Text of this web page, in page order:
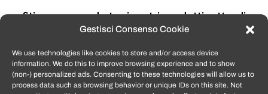
Gestisci Consenso Cookie
We use technologies like cookies to store and/or access device
information. We do this to improve browsing experience and to show
(non-) personalized ads. Consenting to these technologies will allow us to
process data such as browsing behavior or unique IDs on this site. Not
Stiamo cercando tra i nostri prodotti, attendi
qualche secondo…
TomatoSmartphone.itè lo shop n.1 in italia per
smartphone ricondizionati garantiti e certificati